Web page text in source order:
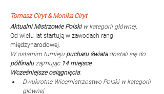
Tomasz Ciryt & Monika Ciryt
Aktualni Mistrzowie Polski w kategorii głównej.
Od wielu lat startują w zawodach rangi
międzynarodowej.
W ostatnim turnieju pucharu świata dostali się do
półfinału zajmując 14 miejsce.
Wcześniejsze osiągnięcia:
Dwukrotne Wicemistrzostwo Polski w kategorii
głównej